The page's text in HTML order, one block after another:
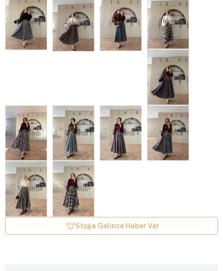
Tükendi Tükendi Tükendi
Tükendi
Tükendi Tükendi Tükendi Tükendi
Tükendi Tükendi
Stoğa Gelince Haber Ver